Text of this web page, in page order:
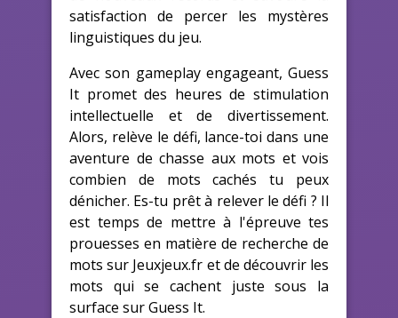
satisfaction de percer les mystères
linguistiques du jeu.
Avec son gameplay engageant, Guess
It promet des heures de stimulation
intellectuelle et de divertissement.
Alors, relève le défi, lance-toi dans une
aventure de chasse aux mots et vois
combien de mots cachés tu peux
dénicher. Es-tu prêt à relever le défi ? Il
est temps de mettre à l'épreuve tes
prouesses en matière de recherche de
mots sur Jeuxjeux.fr et de découvrir les
mots qui se cachent juste sous la
surface sur Guess It.